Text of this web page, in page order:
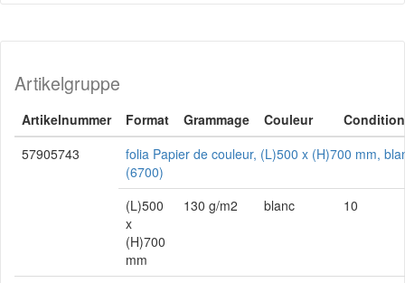
Artikelgruppe
Artikelnummer Format Grammage Couleur
57905743
folia Papier de couleur, (L)500 x (H)700 mm,
(6700)
(L)500
x
(H)700
mm
130 g/m2 blanc 10